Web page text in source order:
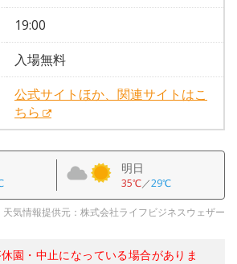
19:00
入場無料
公式サイトほか、関連サイトはこ
ちら
明日
35℃／29℃
天気情報提供元：株式会社ライフビジネスウェザー
園・中止になっている場合がありま